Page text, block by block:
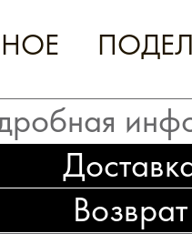
Возврат